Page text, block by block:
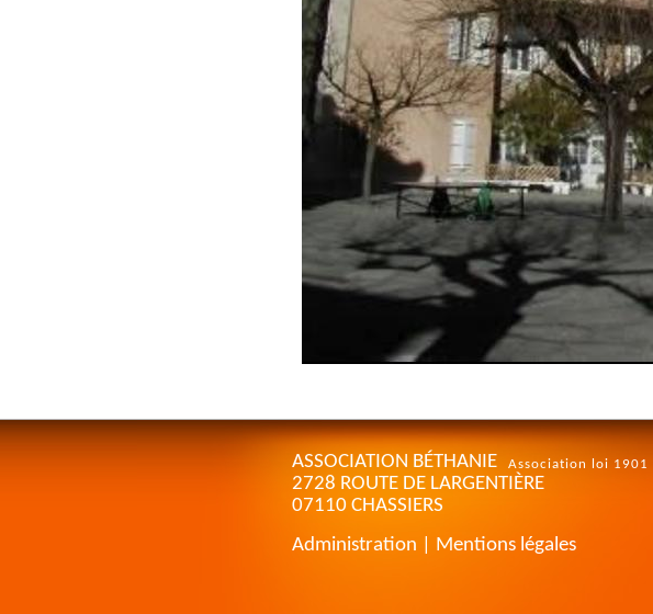
Association loi 1901
ASSOCIATION BÉTHANIE
2728 ROUTE DE LARGENTIÈRE
07110 CHASSIERS
Administration
Mentions légales